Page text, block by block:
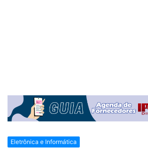
Eletrônica e Informática